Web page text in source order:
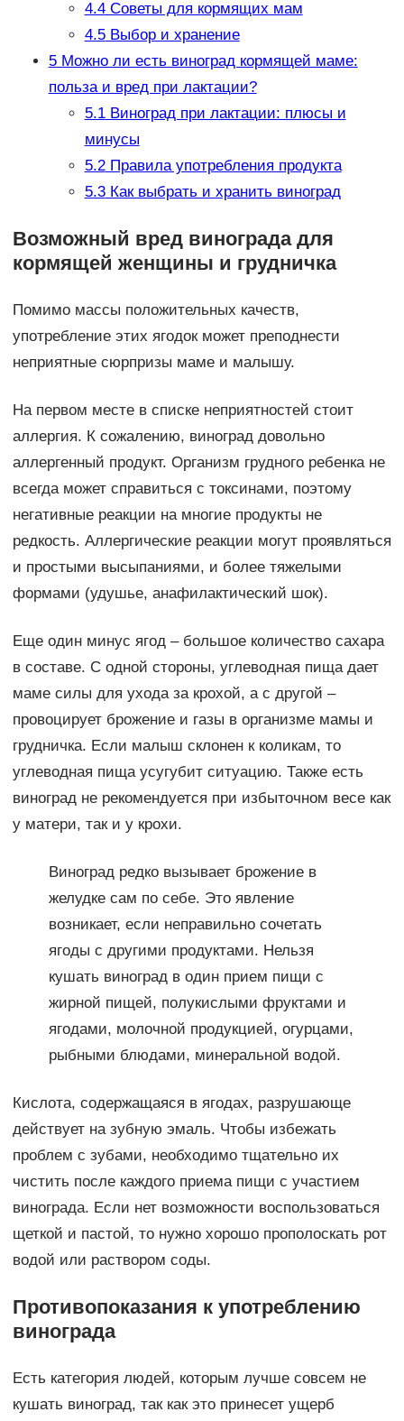
4.4Советы для кормящих мам
4.5Выбор и хранение
5Можно ли есть виноград кормящей маме:
польза и вред при лактации?
5.1Виноград при лактации: плюсы и
минусы
5.2Правила употребления продукта
5.3Как выбрать и хранить виноград
Возможный вред винограда для
кормящей женщины и грудничка
Помимо массы положительных качеств,
употребление этих ягодок может преподнести
неприятные сюрпризы маме и малышу.
На первом месте в списке неприятностей стоит
аллергия. К сожалению, виноград довольно
аллергенный продукт. Организм грудного ребенка не
всегда может справиться с токсинами, поэтому
негативные реакции на многие продукты не
редкость. Аллергические реакции могут проявляться
и простыми высыпаниями, и более тяжелыми
формами (удушье, анафилактический шок).
Еще один минус ягод – большое количество сахара
в составе. С одной стороны, углеводная пища дает
маме силы для ухода за крохой, а с другой –
провоцирует брожение и газы в организме мамы и
грудничка. Если малыш склонен к коликам, то
углеводная пища усугубит ситуацию. Также есть
виноград не рекомендуется при избыточном весе как
у матери, так и у крохи.
Виноград редко вызывает брожение в
желудке сам по себе. Это явление
возникает, если неправильно сочетать
ягоды с другими продуктами. Нельзя
кушать виноград в один прием пищи с
жирной пищей, полукислыми фруктами и
ягодами, молочной продукцией, огурцами,
рыбными блюдами, минеральной водой.
Кислота, содержащаяся в ягодах, разрушающе
действует на зубную эмаль. Чтобы избежать
проблем с зубами, необходимо тщательно их
чистить после каждого приема пищи с участием
винограда. Если нет возможности воспользоваться
щеткой и пастой, то нужно хорошо прополоскать рот
водой или раствором соды.
Противопоказания к употреблению
винограда
Есть категория людей, которым лучше совсем не
кушать виноград, так как это принесет ущерб